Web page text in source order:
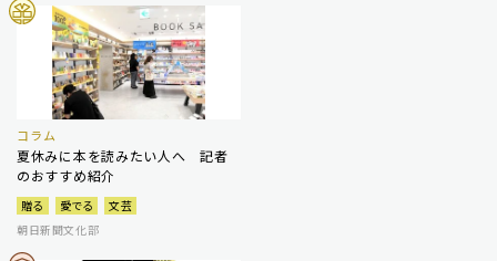
コラム
夏休みに本を読みたい人へ 記者
のおすすめ紹介
贈る 愛でる
文芸
朝日新聞文化部